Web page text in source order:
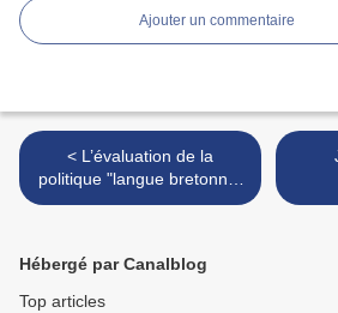
Ajouter un commentaire
< L’évaluation de la
politique "langue bretonne"
du Finistère
Hébergé par Canalblog
Top articles